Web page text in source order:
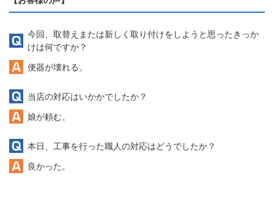
今回、取替えまたは新しく取り付けをしようと思ったきっか
けは何ですか？
便器が壊れる。
当店の対応はいかかでしたか？
娘が頼む。
本日、工事を行った職人の対応はどうでしたか？
良かった。